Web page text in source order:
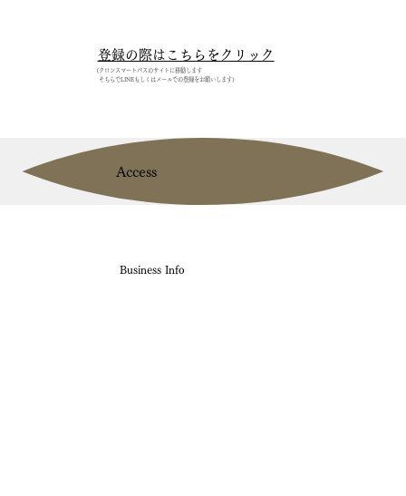
Access
Business Info
登録の際はこちらをクリック
（クロンスマートパスのサイトに移動します​
そちらでLINEもしくはメールでの登録をお願いします）